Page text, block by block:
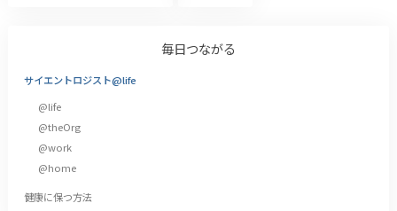
毎日つながる
サイエントロジスト@life
@life
@theOrg
@work
@home
健康に保つ方法